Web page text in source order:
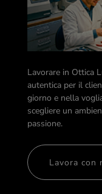
Lavorare in Ottica
autentica per il
giorno e nella
scegliere un
passione.
Lavora con